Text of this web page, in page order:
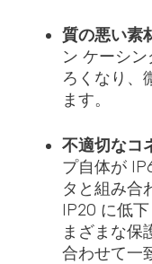
質の悪い素
ン ケーシ
ろくなり、
ます。
不適切なコ
プ自体が
タと組み合
IP20 に低
まざまな保
合わせて一